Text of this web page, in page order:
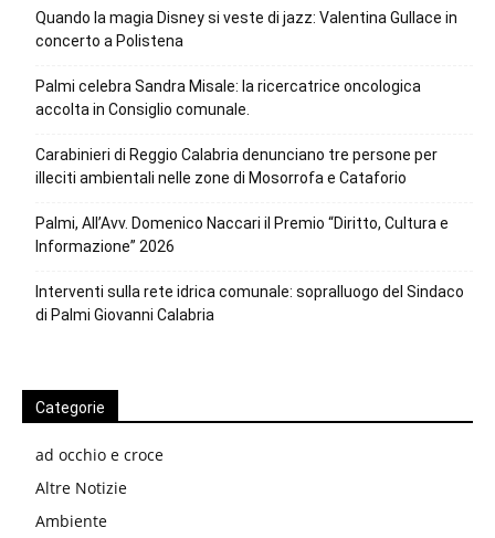
Quando la magia Disney si veste di jazz: Valentina Gullace in
concerto a Polistena
Palmi celebra Sandra Misale: la ricercatrice oncologica
accolta in Consiglio comunale.
Carabinieri di Reggio Calabria denunciano tre persone per
illeciti ambientali nelle zone di Mosorrofa e Cataforio
Palmi, All’Avv. Domenico Naccari il Premio “Diritto, Cultura e
Informazione” 2026
Interventi sulla rete idrica comunale: sopralluogo del Sindaco
di Palmi Giovanni Calabria
Categorie
ad occhio e croce
Altre Notizie
Ambiente